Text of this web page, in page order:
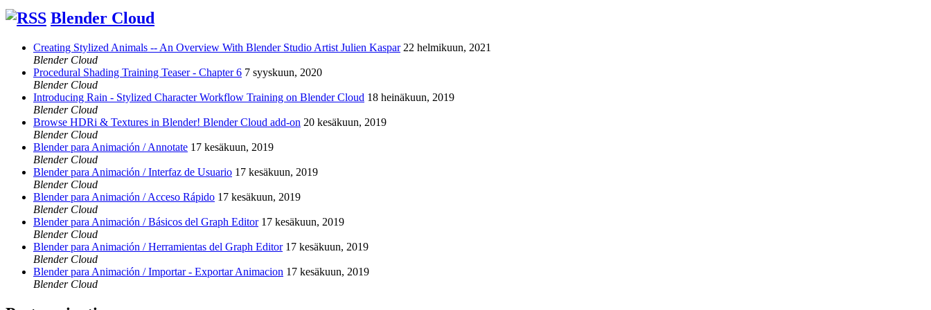
Blender Cloud
Creating Stylized Animals -- An Overview With Blender Studio Artist Julien Kaspar 22 helmikuun, 2021
Blender Cloud
Procedural Shading Training Teaser - Chapter 6 7 syyskuun, 2020
Blender Cloud
Introducing Rain - Stylized Character Workflow Training on Blender Cloud 18 heinäkuun, 2019
Blender Cloud
Browse HDRi & Textures in Blender! Blender Cloud add-on 20 kesäkuun, 2019
Blender Cloud
Blender para Animación / Annotate 17 kesäkuun, 2019
Blender Cloud
Blender para Animación / Interfaz de Usuario 17 kesäkuun, 2019
Blender Cloud
Blender para Animación / Acceso Rápido 17 kesäkuun, 2019
Blender Cloud
Blender para Animación / Básicos del Graph Editor 17 kesäkuun, 2019
Blender Cloud
Blender para Animación / Herramientas del Graph Editor 17 kesäkuun, 2019
Blender Cloud
Blender para Animación / Importar - Exportar Animacion 17 kesäkuun, 2019
Blender Cloud